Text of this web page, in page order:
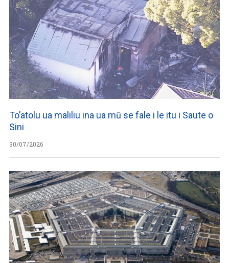
To’atolu ua maliliu ina ua mū se fale i le itu i Saute o
Sini
30/07/2026